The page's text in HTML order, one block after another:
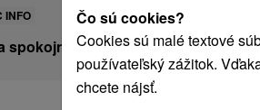
INFO
spokojnosť je pre nás prvoradá
Čo sú cookies?
Cookies sú malé textové
používateľský zážitok.
chcete nájsť.